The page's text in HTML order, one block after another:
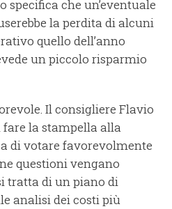
specifica che un’eventuale
la perdita di alcuni
quello dell’anno
un piccolo risparmio
Il consigliere Flavio
la stampella alla
di votare favorevolmente
questioni vengano
tratta di un piano di
analisi dei costi più